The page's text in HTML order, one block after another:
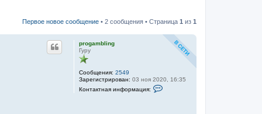
Первое новое сообщение • 2 сообщения • Страница 1 из 1
progambling
Гуру
Сообщения: 2549
Зарегистрирован: 03 ноя 2020, 16:35
Контактная информация: